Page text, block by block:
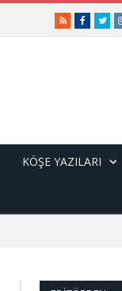
RSSFacebook
KÖŞE YAZILARI